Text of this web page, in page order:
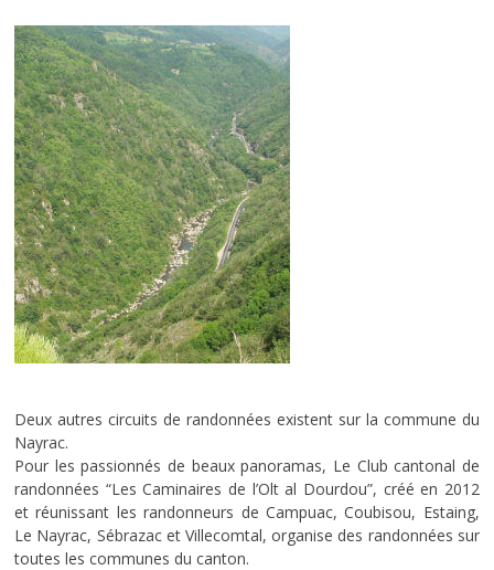
Deux autres circuits de randonnées existent sur la commune du
Nayrac.
Pour les passionnés de beaux panoramas, Le Club cantonal de
randonnées “Les Caminaires de l’Olt al Dourdou”, créé en 2012
et réunissant les randonneurs de Campuac, Coubisou, Estaing,
Le Nayrac, Sébrazac et Villecomtal, organise des randonnées sur
toutes les communes du canton.